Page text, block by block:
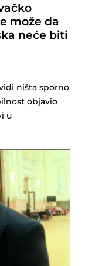
može da
neće biti
ništa sporno
objavio
u